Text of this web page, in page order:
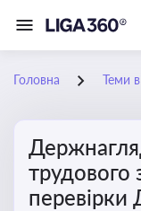
Головна Теми в
трудового
перевірки